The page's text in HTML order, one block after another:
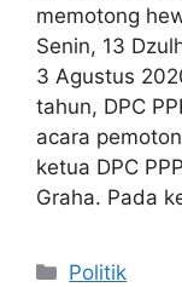
memotong
Senin, 13
3 Agustus
tahun, DPC
acara
ketua DPC
Graha. Pada
Kategori
Politik